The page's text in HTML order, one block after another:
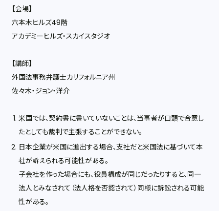
【会場】
六本木ヒルズ49階
アカデミーヒルズ・スカイスタジオ
【講師】
外国法事務弁護士カリフォルニア州
佐々木・ジョン・洋介
米国では、契約書に書いていないことは、当事者が口頭で合意し
たとしても裁判で主張することができない。
日本企業が米国に進出する場合、支社だと米国法に基づいて本
社が訴えられる可能性がある。
子会社を作った場合にも、役員構成が同じだったりすると、同一
法人とみなされて（法人格を否認されて）同様に訴訟される可能
性がある。